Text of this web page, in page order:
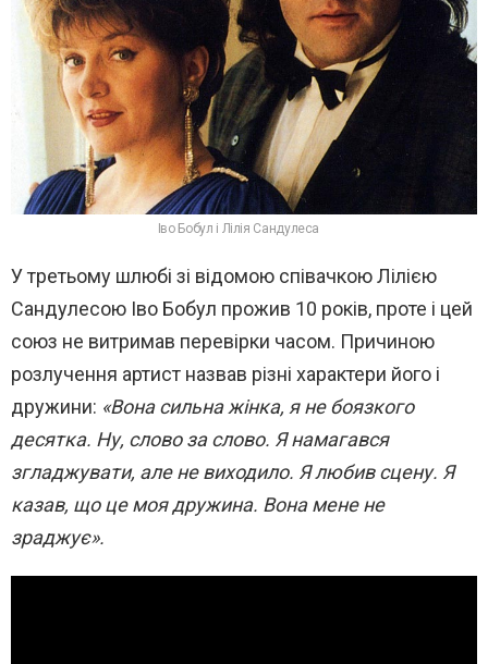
Іво Бобул і Лілія Сандулеса
У третьому шлюбі зі відомою співачкою Лілією
Сандулесою Іво Бобул прожив 10 років, проте і цей
союз не витримав перевірки часом. Причиною
розлучення артист назвав різні характери його і
дружини: «Вона сильна жінка, я не боязкого
десятка. Ну, слово за слово. Я намагався
згладжувати, але не виходило. Я любив сцену. Я
казав, що це моя дружина. Вона мене не
зраджує».